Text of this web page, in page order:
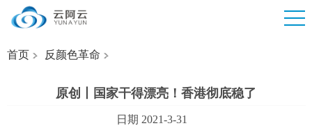
首页 反颜色革命
原创丨国家干得漂亮！香港彻底稳了
日期 2021-3-31